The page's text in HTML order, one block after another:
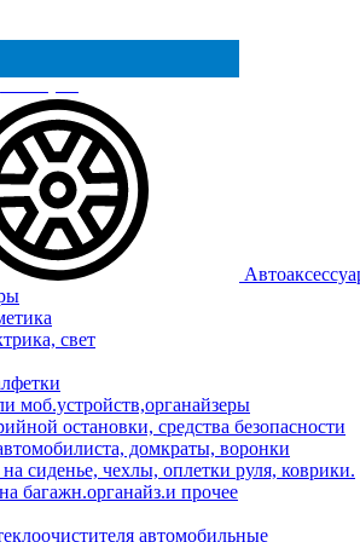
свет
моб.устройств,органайзеры
остановки, средства безопасности
домкраты, воронки
сиденье, чехлы, оплетки руля, коврики.
багажн.органайз.и прочее
автомобильные